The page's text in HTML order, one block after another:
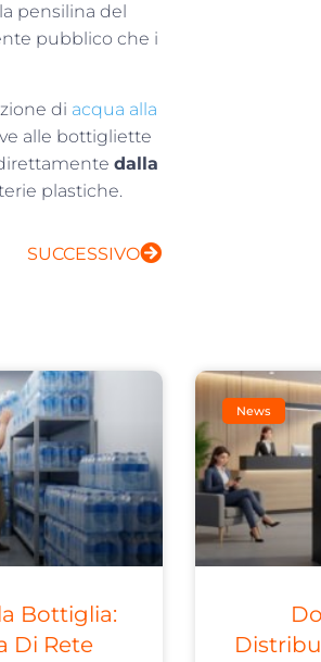
pensilina del
pubblico che i
di acqua alla
alle bottigliette
dalla
plastiche.
SUCCESSIVO
Bottiglia:
Di Rete
News